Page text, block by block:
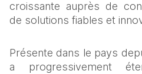
croissante auprès de
de solutions fiables et
Présente dans le pays
a progressivement